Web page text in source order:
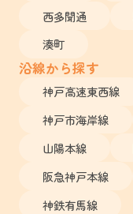
西多聞通
湊町
沿線から探す
神戸高速東西線
神戸市海岸線
山陽本線
阪急神戸本線
神鉄有馬線